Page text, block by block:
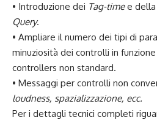
• Introduzione dei Tag-timee della
Query.
• Ampliare il numero dei tipi di
minuziosità dei controlli in
controllers non standard.
• Messaggi per controlli non
loudness, spazializzazione, ecc.
Per i dettagli tecnici completi